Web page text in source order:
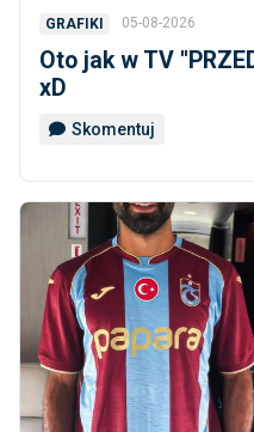
GRAFIKI 05-08-2026
Oto jak w TV
xD
Skomentuj